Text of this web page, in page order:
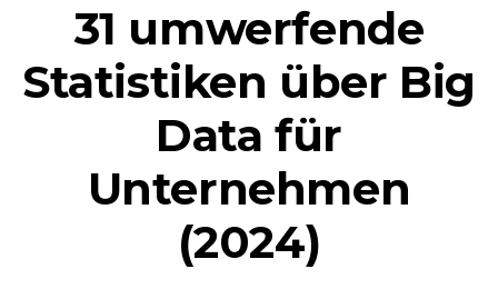
31 umwerfende
Statistiken über Big
Data für
Unternehmen
(2024)